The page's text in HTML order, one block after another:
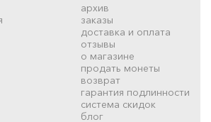
архив
заказы
доставка и оплата
отзывы
о магазине
продать монеты
возврат
гарантия подлинности
система скидок
блог